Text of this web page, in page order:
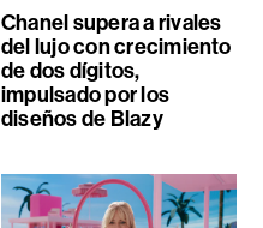
Chanel supera a rivales
del lujo con crecimiento
de dos dígitos,
impulsado por los
diseños de Blazy